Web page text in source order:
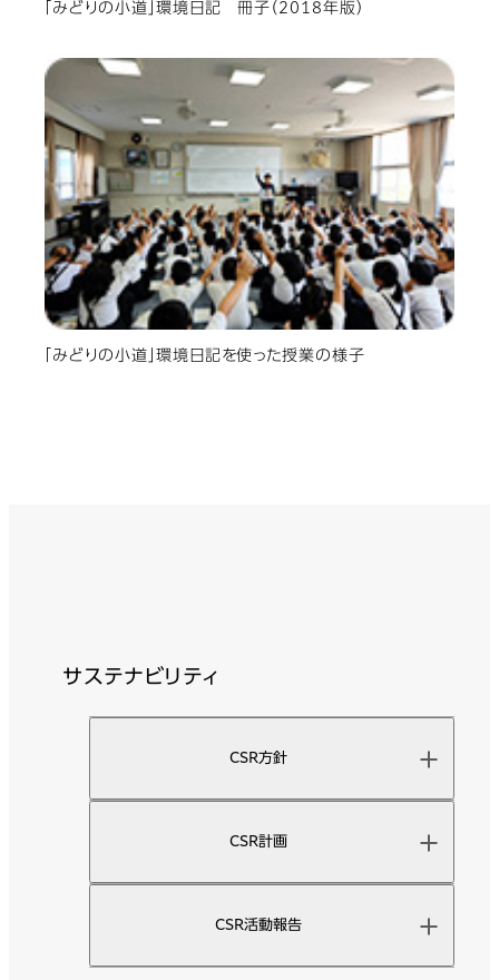
「みどりの小道」環境日記 冊子（2018年版）
「みどりの小道」環境日記を使った授業の様子
サステナビリティ
CSR方針
CSR計画
CSR活動報告